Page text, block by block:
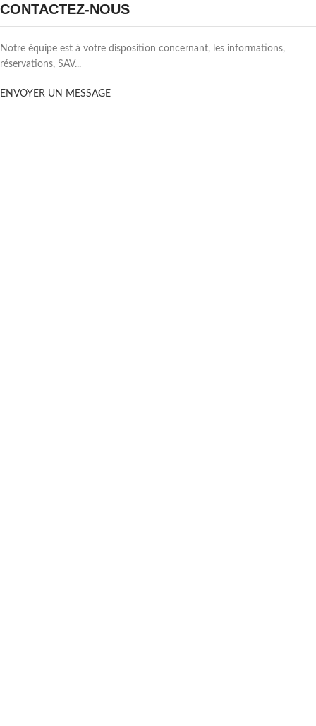
CONTACTEZ-NOUS
Notre équipe est à votre disposition concernant, les informations,
réservations, SAV...
ENVOYER UN MESSAGE